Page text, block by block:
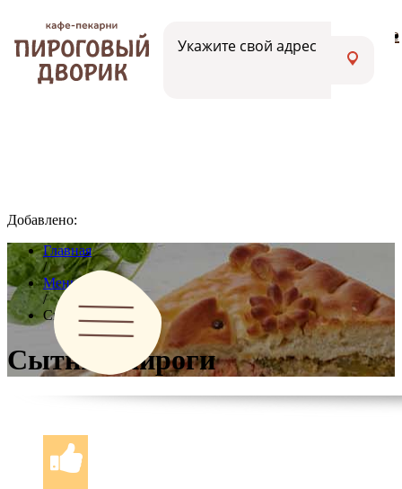
Меню Адреса кафе
Укажите свой адрес
Добавлено:
Главная
/
Меню
/
Сытные пироги
Сытные пироги